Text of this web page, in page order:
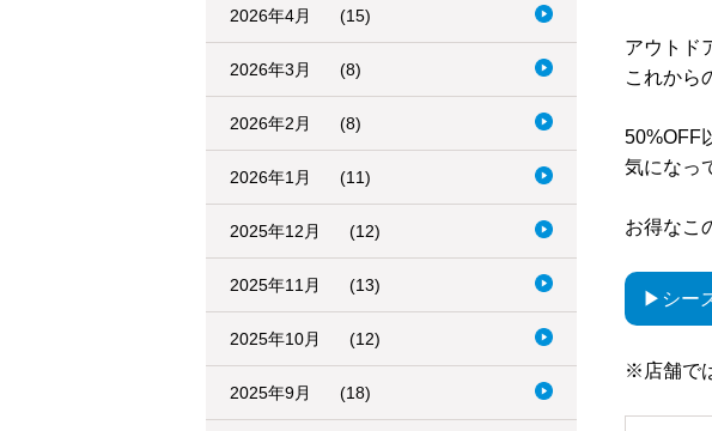
2026年4月 (15)
2026年3月 (8)
2026年2月 (8)
2026年1月 (11)
2025年12月 (12)
2025年11月 (13)
2025年10月 (12)
2025年9月 (18)
アウトド
これから
50%OFF
気になっ
お得なこ
▶シー
※店舗で